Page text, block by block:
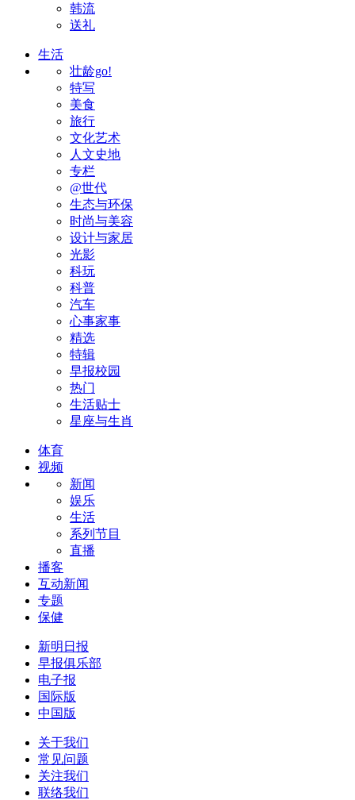
韩流
送礼
生活
壮龄go!
特写
美食
旅行
文化艺术
人文史地
专栏
@世代
生态与环保
时尚与美容
设计与家居
光影
科玩
科普
汽车
心事家事
精选
特辑
早报校园
热门
生活贴士
星座与生肖
体育
视频
新闻
娱乐
生活
系列节目
直播
播客
互动新闻
专题
保健
新明日报
早报俱乐部
电子报
国际版
中国版
关于我们
常见问题
关注我们
联络我们